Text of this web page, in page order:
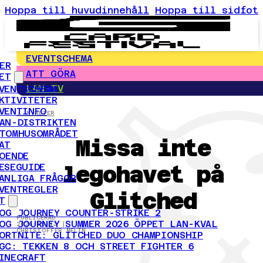
Hoppa till huvudinnehåll Hoppa till sidfot
DISTRIKTEN
FRÅGOR
JOURNEY COUNTER-STRIKE 2
JOURNEY SUMMER 2026 ÖPPET LAN-KVAL
GLITCHED DUO CHAMPIONSHIP
TEKKEN 8 OCH STREET FIGHTER 6
EVENTSCHEMA
ATT GÖRA
LAN-TV
← NYHETER
Missa inte
legohavet på
Glitched
PUBLICERAD
2026-05-13 |
CHRISTOFFER MELIN